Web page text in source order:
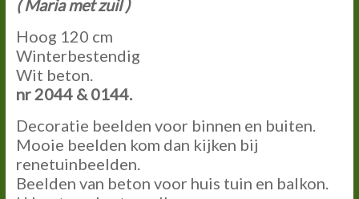
( Maria met zuil )
Hoog 120 cm
Winterbestendig
Wit beton.
nr 2044 & 0144.
Decoratie beelden voor binnen en buiten.
Mooie beelden kom dan kijken bij
renetuinbeelden.
Beelden van beton voor huis tuin en balkon.